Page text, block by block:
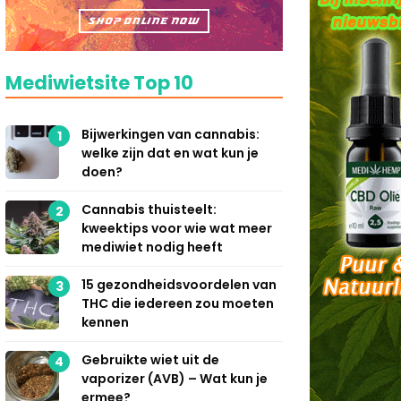
Mediwietsite Top 10
1
Bijwerkingen van cannabis:
welke zijn dat en wat kun je
doen?
2
Cannabis thuisteelt:
kweektips voor wie wat meer
mediwiet nodig heeft
3
15 gezondheidsvoordelen van
THC die iedereen zou moeten
kennen
4
Gebruikte wiet uit de
vaporizer (AVB) – Wat kun je
ermee?